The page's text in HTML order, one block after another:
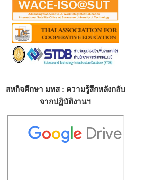
สหกิจศึกษา มทส : ความรู้สึกหลังกลับ
จากปฏิบัติงานฯ